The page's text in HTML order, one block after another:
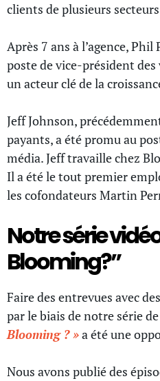
clients de plusieurs
Après 7 ans à l’agence,
poste de vice-président
un acteur clé de la
Jeff Johnson,
payants, a été promu au
média. Jeff travaille chez
Il a été le tout premier
les cofondateurs Martin
Notre série
Blooming?”
Faire des entrevues avec
par le biais de notre série
Blooming ? »a été une
Nous avons publié des